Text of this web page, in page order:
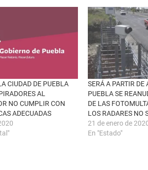
CIUDAD DE PUEBLA
AL
NO CUMPLIR CON
ADECUADAS
SERÁ A PARTIR
PUEBLA SE
DE LAS
LOS RADARES NO
21 de enero de
En "Estado"